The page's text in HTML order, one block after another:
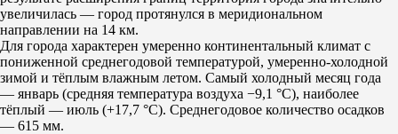
увеличилась — город протянулся в меридиональном
направлении на 14 км.
Для города характерен умеренно континентальный климат с
пониженной среднегодовой температурой, умеренно-холодной
зимой и тёплым влажным летом. Самый холодный месяц года
— январь (средняя температура воздуха −9,1 °С), наиболее
тёплый — июль (+17,7 °С). Среднегодовое количество осадков
— 615 мм.